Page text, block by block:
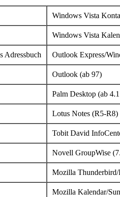
Windows Vista
Windows Vista
Outlook Express/
Outlook (ab 97)
Palm Desktop (ab
Lotus Notes (R5-R8)
Tobit David
Novell GroupWise
Mozilla
Mozilla Kalendar/